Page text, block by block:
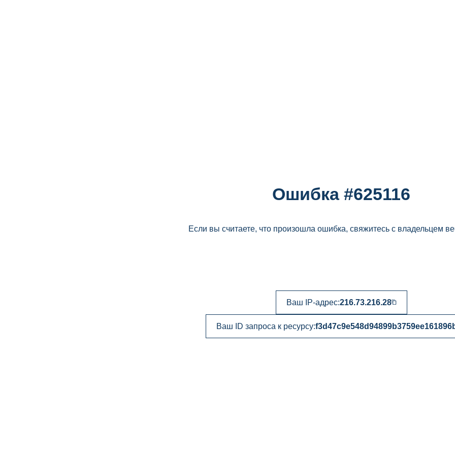
Ошибка #625116
Если вы считаете, что произошла ошибка, свяжитесь с владельцем
Ваш IP-адрес:216.73.216.28
Ваш ID запроса к ресурсу: